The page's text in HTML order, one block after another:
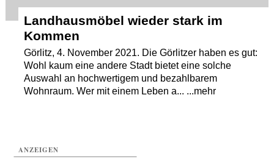
Landhausmöbel wieder stark im
Kommen
Görlitz, 4. November 2021. Die Görlitzer haben es gut:
Wohl kaum eine andere Stadt bietet eine solche
Auswahl an hochwertigem und bezahlbarem
Wohnraum. Wer mit einem Leben a... ...mehr
ANZEIGEN